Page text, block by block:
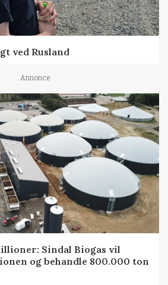
ved Rusland
Annonce
Sindal Biogas vil
og behandle 800.000 ton